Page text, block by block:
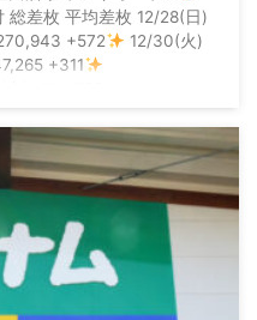
総差枚 平均差枚 12/28(日)
+572
12/30(火)
+311